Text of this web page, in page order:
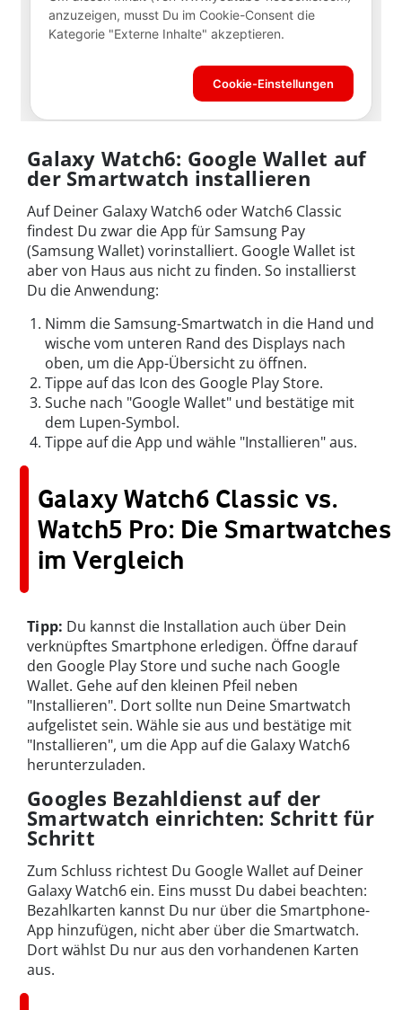
Galaxy Watch6: Google Wallet auf
der Smartwatch installieren
Auf Deiner Galaxy Watch6 oder Watch6 Classic
findest Du zwar die App für Samsung Pay
(Samsung Wallet) vorinstalliert. Google Wallet ist
aber von Haus aus nicht zu finden. So installierst
Du die Anwendung:
Nimm die Samsung-Smartwatch in die Hand und
wische vom unteren Rand des Displays nach
oben, um die App-Übersicht zu öffnen.
Tippe auf das Icon des Google Play Store.
Suche nach "Google Wallet" und bestätige mit
dem Lupen-Symbol.
Tippe auf die App und wähle "Installieren" aus.
Galaxy Watch6 Classic vs.
Watch5 Pro: Die Smartwatches
im Vergleich
Tipp: Du kannst die Installation auch über Dein
verknüpftes Smartphone erledigen. Öffne darauf
den Google Play Store und suche nach Google
Wallet. Gehe auf den kleinen Pfeil neben
"Installieren". Dort sollte nun Deine Smartwatch
aufgelistet sein. Wähle sie aus und bestätige mit
"Installieren", um die App auf die Galaxy Watch6
herunterzuladen.
Googles Bezahldienst auf der
Smartwatch einrichten: Schritt für
Schritt
Zum Schluss richtest Du Google Wallet auf Deiner
Galaxy Watch6 ein. Eins musst Du dabei beachten:
Bezahlkarten kannst Du nur über die Smartphone-
App hinzufügen, nicht aber über die Smartwatch.
Dort wählst Du nur aus den vorhandenen Karten
aus.